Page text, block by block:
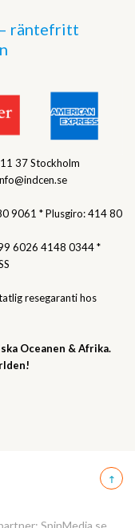
räntefritt
37 Stockholm
9061 * Plusgiro: 414 80
6026 4148 0344 *
resegaranti hos
Oceanen & Afrika.
SpinMedia.se